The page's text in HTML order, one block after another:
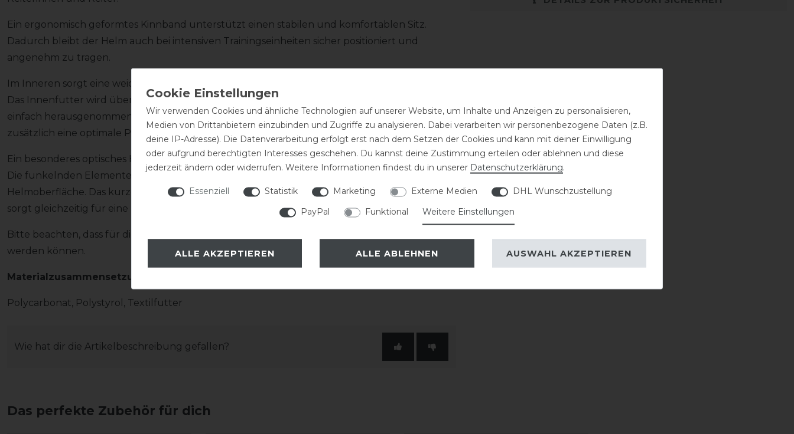
Ein ergonomisch geformtes Kinnband unterstützt einen stabilen und komfortablen Sitz.
Dadurch bleibt der Helm auch bei intensiven Trainingseinheiten sicher positioniert und
angenehm zu tragen.
Im Inneren sorgt eine weich gepolsterte Innenausstattung für ein angenehmes Tragegefühl.
Das Innenfutter wird über ein praktisches Klettsystem befestigt und kann zum Reinigen
einfach herausgenommen werden. Der im Lieferumfang enthaltene KASK Liner unterstützt
zusätzlich eine optimale Passform und hohen Komfort.
Ein besonderes optisches Highlight ist die Swarovski Flow Kristallverzierung im Frontbereich.
Die funkelnden Elemente setzen einen eleganten Akzent auf der glänzenden
Helmoberfläche. Das kurze Schild unterstreicht den sportlichen Charakter des Helmes und
sorgt gleichzeitig für eine moderne Linienführung.
Bitte beachten, dass für diesen Helm ausschließlich passende KASK Innenfutter verwendet
werden können.
Materialzusammensetzung
Polycarbonat, Polystyrol, Textilfutter
Wie hat dir die Artikelbeschreibung gefallen?
Das perfekte Zubehör für dich
Wir verwenden Cookies und ähnliche Technologien auf unserer Website, um Inhalte und Anzeigen zu personalisieren,
Medien von Drittanbietern einzubinden und Zugriffe zu analysieren. Dabei verarbeiten wir personenbezogene Daten (z.B.
deine IP-Adresse). Die Datenverarbeitung erfolgt erst nach dem Setzen der Cookies und kann mit deiner Einwilligung
oder aufgrund berechtigten Interesses geschehen. Du kannst deine Zustimmung erteilen oder ablehnen und diese
jederzeit ändern oder widerrufen. Weitere Informationen findest du in unserer Daten­schutz­erklärung.
Essenziell Statistik Marketing Externe Medien
DHL Wunschzustellung
PayPal
Funktional Weitere Einstellungen
ALLE AKZEPTIEREN ALLE ABLEHNEN AUSWAHL AKZEPTIEREN